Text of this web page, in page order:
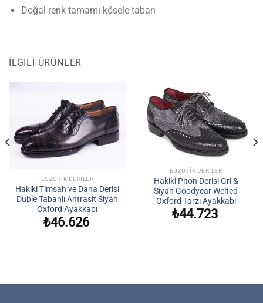
Doğal renk tamamı kösele taban
İLGILI ÜRÜNLER
EGZOTIK DERILER
Hakiki Timsah ve Dana Derisi
Duble Tabanlı Antrasit Siyah
Oxford Ayakkabı
₺46.626
EGZOTIK DERILER
Hakiki Piton Derisi Gri &
Siyah Goodyear Welted
Oxford Tarzı Ayakkabı
₺44.723